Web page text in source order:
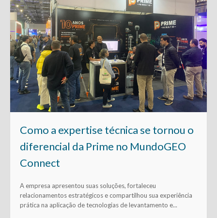
Como a expertise técnica se tornou o
diferencial da Prime no MundoGEO
Connect
A empresa apresentou suas soluções, fortaleceu
relacionamentos estratégicos e compartilhou sua experiência
prática na aplicação de tecnologias de levantamento e...